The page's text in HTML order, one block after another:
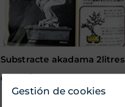
substracte akadama 2litres
Color:
Gestión de cookies